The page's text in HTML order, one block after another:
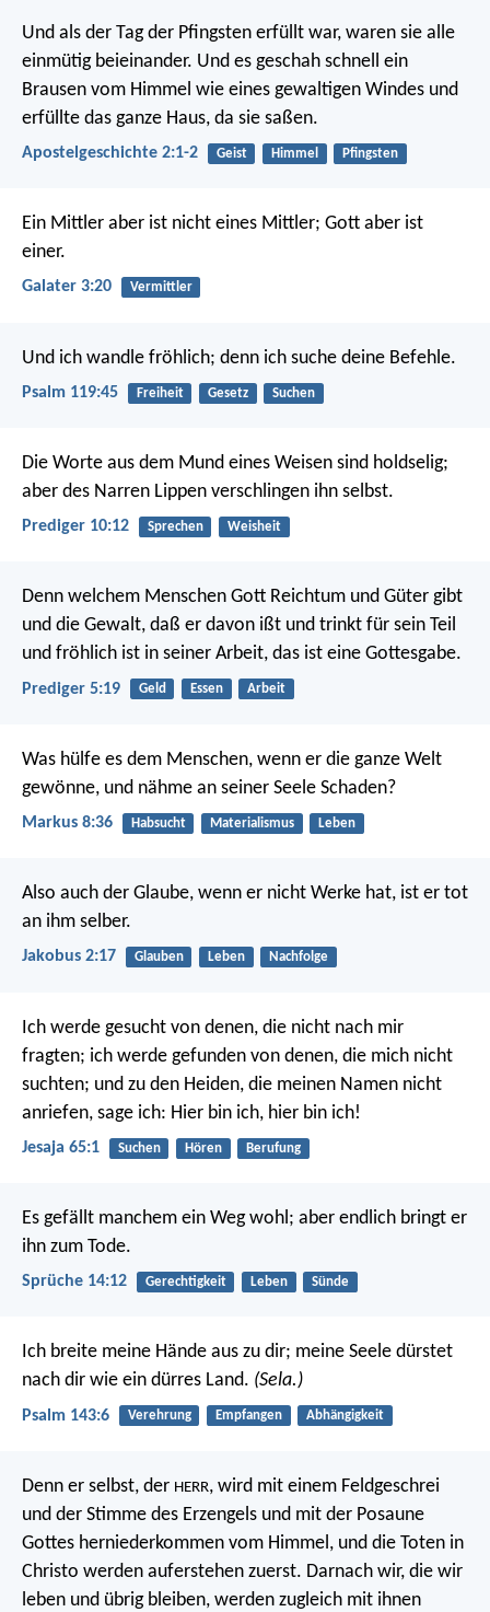
Und als der Tag der Pfingsten erfüllt war, waren sie alle
einmütig beieinander. Und es geschah schnell ein
Brausen vom Himmel wie eines gewaltigen Windes und
erfüllte das ganze Haus, da sie saßen.
Apostelgeschichte 2:1-2 Geist Himmel Pfingsten
Ein Mittler aber ist nicht eines Mittler; Gott aber ist
einer.
Galater 3:20 Vermittler
Und ich wandle fröhlich; denn ich suche deine Befehle.
Psalm 119:45 Freiheit Gesetz Suchen
Die Worte aus dem Mund eines Weisen sind holdselig;
aber des Narren Lippen verschlingen ihn selbst.
Prediger 10:12 Sprechen Weisheit
Denn welchem Menschen Gott Reichtum und Güter gibt
und die Gewalt, daß er davon ißt und trinkt für sein Teil
und fröhlich ist in seiner Arbeit, das ist eine Gottesgabe.
Prediger 5:19 Geld Essen Arbeit
Was hülfe es dem Menschen, wenn er die ganze Welt
gewönne, und nähme an seiner Seele Schaden?
Markus 8:36 Habsucht Materialismus Leben
Also auch der Glaube, wenn er nicht Werke hat, ist er tot
an ihm selber.
Jakobus 2:17 Glauben Leben Nachfolge
Ich werde gesucht von denen, die nicht nach mir
fragten; ich werde gefunden von denen, die mich nicht
suchten; und zu den Heiden, die meinen Namen nicht
anriefen, sage ich: Hier bin ich, hier bin ich!
Jesaja 65:1 Suchen Hören Berufung
Es gefällt manchem ein Weg wohl; aber endlich bringt er
ihn zum Tode.
Sprüche 14:12 Gerechtigkeit Leben Sünde
Ich breite meine Hände aus zu dir; meine Seele dürstet
nach dir wie ein dürres Land. (Sela.)
Psalm 143:6 Verehrung Empfangen Abhängigkeit
Denn er selbst, der HERR, wird mit einem Feldgeschrei
und der Stimme des Erzengels und mit der Posaune
Gottes herniederkommen vom Himmel, und die Toten in
Christo werden auferstehen zuerst. Darnach wir, die wir
leben und übrig bleiben, werden zugleich mit ihnen